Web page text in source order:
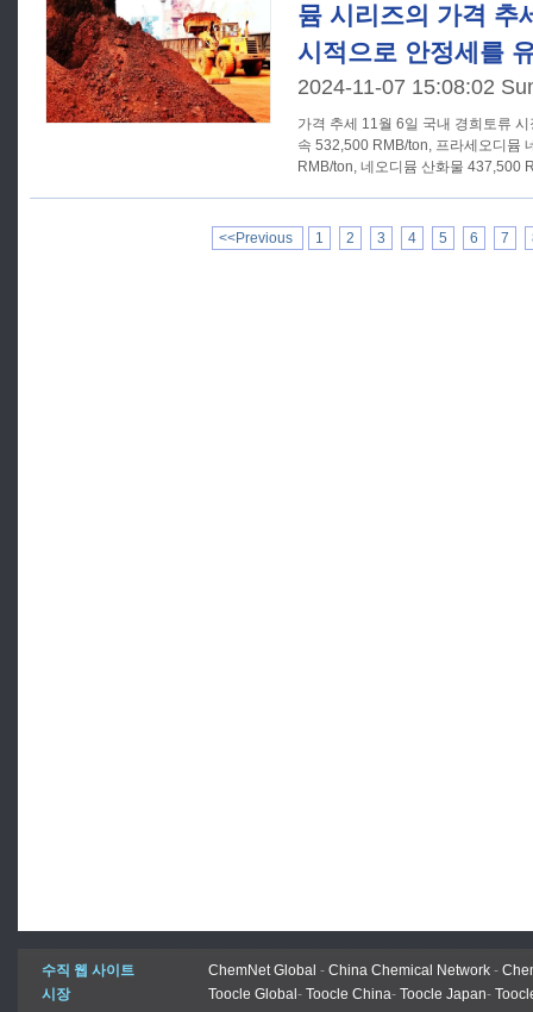
뮴 시리즈의 가격 추
시적으로 안정세를
2024-11-07 15:08:02
가격 추세 11월 6일 국내 경희토류 시장은 프라세오디뮴 네오디뮴 금
속 532,500 RMB/ton, 프라세오디뮴
RMB/ton, 네오디뮴 산화물 437,500
<<Previous 1 2 3 4 5 6 7
수직 웹 사이트 ChemNet Global - China Chemical Network -
시장
Toocle Global - Toocle China- Toocle Japan-